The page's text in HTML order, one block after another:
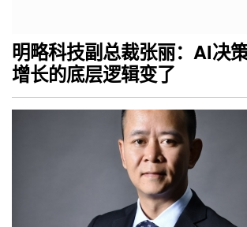
明略科技副总裁张丽：AI决
增长的底层逻辑变了